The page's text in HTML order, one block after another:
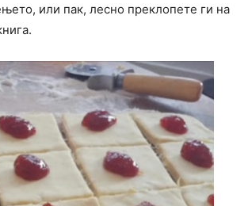
или пак, лесно преклопете ги на